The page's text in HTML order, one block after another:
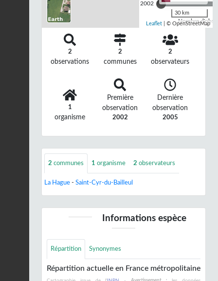
2002
Nombre
30 km
Leaflet | © OpenStreetMap
2
observations
2
communes
2
observateurs
1
organisme
Première
observation
2002
Dernière
observation
2005
2 communes 1 organisme 2 observateurs
La Hague - Saint-Cyr-du-Bailleul
Informations espèce
Répartition Synonymes
Répartition actuelle en France métropolitaine